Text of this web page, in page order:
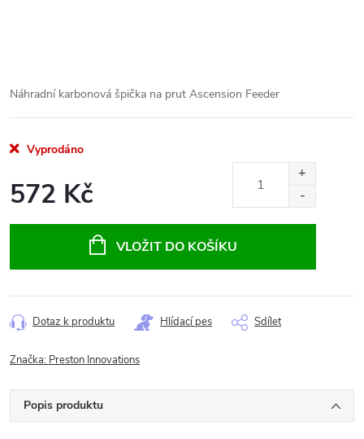
Náhradní karbonová špička na prut Ascension Feeder
Vyprodáno
572 Kč
VLOŽIT DO KOŠÍKU
Dotaz k produktu Hlídací pes Sdílet
Značka: Preston Innovations
Popis produktu